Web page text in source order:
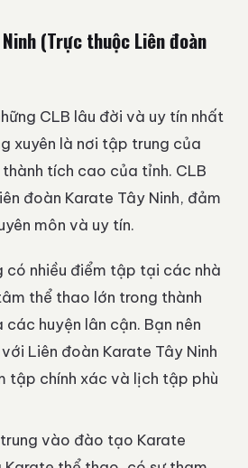
(Trực thuộc Liên đoàn
CLB lâu đời và uy tín nhất
xuyên là nơi tập trung của
tích cao của tỉnh. CLB
đoàn Karate Tây Ninh, đảm
môn và uy tín.
có nhiều điểm tập tại các nhà
thể thao lớn trong thành
các huyện lân cận. Bạn nên
Liên đoàn Karate Tây Ninh
tập chính xác và lịch tập phù
vào đào tạo Karate